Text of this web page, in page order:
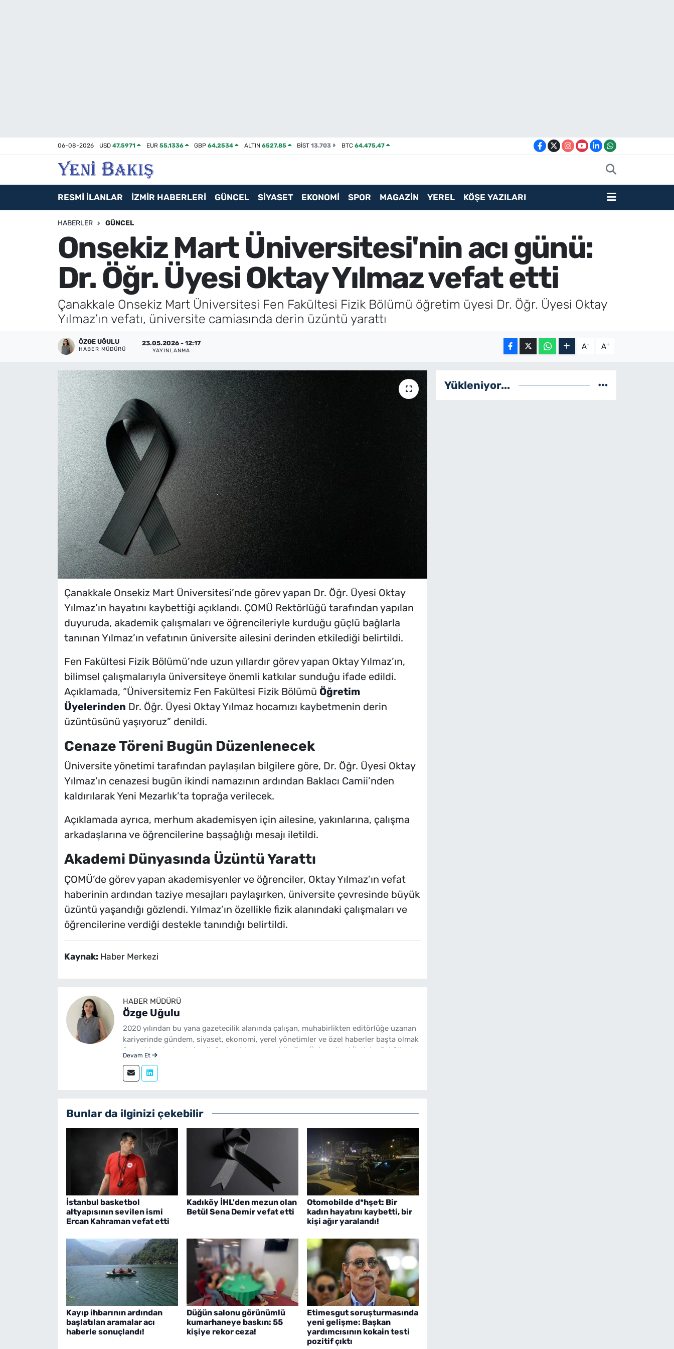
06-08-2026 USD47,5971 EUR 55,1336 GBP64,2534 ALTIN 6527.85 BİST13.703 BTC 64.475,47
RESMİ İLANLAR İZMİR HABERLERİ GÜNCEL SİYASET EKONOMİ SPOR MAGAZİN YEREL KÖŞE YAZILARI
HABERLER GÜNCEL
Onsekiz Mart Üniversitesi'nin acı günü:
Dr. Öğr. Üyesi Oktay Yılmaz vefat etti
Çanakkale Onsekiz Mart Üniversitesi Fen Fakültesi Fizik Bölümü öğretim üyesi Dr. Öğr. Üyesi Oktay
Yılmaz’ın vefatı, üniversite camiasında derin üzüntü yarattı
ÖZGE UĞULU
HABER MÜDÜRÜ
23.05.2026 - 12:17
YAYINLANMA A- A+
Çanakkale Onsekiz Mart Üniversitesi’nde görev yapan Dr. Öğr. Üyesi Oktay
Yılmaz’ın hayatını kaybettiği açıklandı. ÇOMÜ Rektörlüğü tarafından yapılan
duyuruda, akademik çalışmaları ve öğrencileriyle kurduğu güçlü bağlarla
tanınan Yılmaz’ın vefatının üniversite ailesini derinden etkilediği belirtildi.
Fen Fakültesi Fizik Bölümü’nde uzun yıllardır görev yapan Oktay Yılmaz’ın,
bilimsel çalışmalarıyla üniversiteye önemli katkılar sunduğu ifade edildi.
Açıklamada, “Üniversitemiz Fen Fakültesi Fizik Bölümü Öğretim
Üyelerinden Dr. Öğr. Üyesi Oktay Yılmaz hocamızı kaybetmenin derin
üzüntüsünü yaşıyoruz” denildi.
Cenaze Töreni Bugün Düzenlenecek
Üniversite yönetimi tarafından paylaşılan bilgilere göre, Dr. Öğr. Üyesi Oktay
Yılmaz’ın cenazesi bugün ikindi namazının ardından Baklacı Camii’nden
kaldırılarak Yeni Mezarlık’ta toprağa verilecek.
Açıklamada ayrıca, merhum akademisyen için ailesine, yakınlarına, çalışma
arkadaşlarına ve öğrencilerine başsağlığı mesajı iletildi.
Akademi Dünyasında Üzüntü Yarattı
ÇOMÜ’de görev yapan akademisyenler ve öğrenciler, Oktay Yılmaz’ın vefat
haberinin ardından taziye mesajları paylaşırken, üniversite çevresinde büyük
üzüntü yaşandığı gözlendi. Yılmaz’ın özellikle fizik alanındaki çalışmaları ve
öğrencilerine verdiği destekle tanındığı belirtildi.
Kaynak: Haber Merkezi
HABER MÜDÜRÜ
Özge Uğulu
2020 yılından bu yana gazetecilik alanında çalışan, muhabirlikten editörlüğe uzanan
kariyerinde gündem, siyaset, ekonomi, yerel yönetimler ve özel haberler başta olmak
üzere birçok alanda içerik üreten bir gazetecidir. Ege Üniversitesi İletişim Fakültesi
sürdürmektedir.
Devam Et
Bunlar da ilginizi çekebilir
İstanbul basketbol
altyapısının sevilen ismi
Ercan Kahraman vefat etti
Kadıköy İHL'den mezun olan
Betül Sena Demir vefat etti
Otomobilde d*hşet: Bir
kadın hayatını kaybetti, bir
kişi ağır yaralandı!
Kayıp ihbarının ardından
başlatılan aramalar acı
haberle sonuçlandı!
Düğün salonu görünümlü
kumarhaneye baskın: 55
kişiye rekor ceza!
Etimesgut soruşturmasında
yeni gelişme: Başkan
yardımcısının kokain testi
pozitif çıktı
Yükleniyor...
Asayiş / Polis-Adliye
Magazin
İletişim